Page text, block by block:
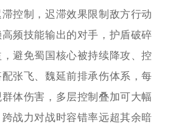
控制，迟滞效果限制敌方行动
频技能输出的对手，护盾破碎
避免蜀国核心被持续降攻、控
张飞、魏延前排承伤体系，每
体伤害，多层控制叠加可大幅
战力对战时容错率远超其余暗